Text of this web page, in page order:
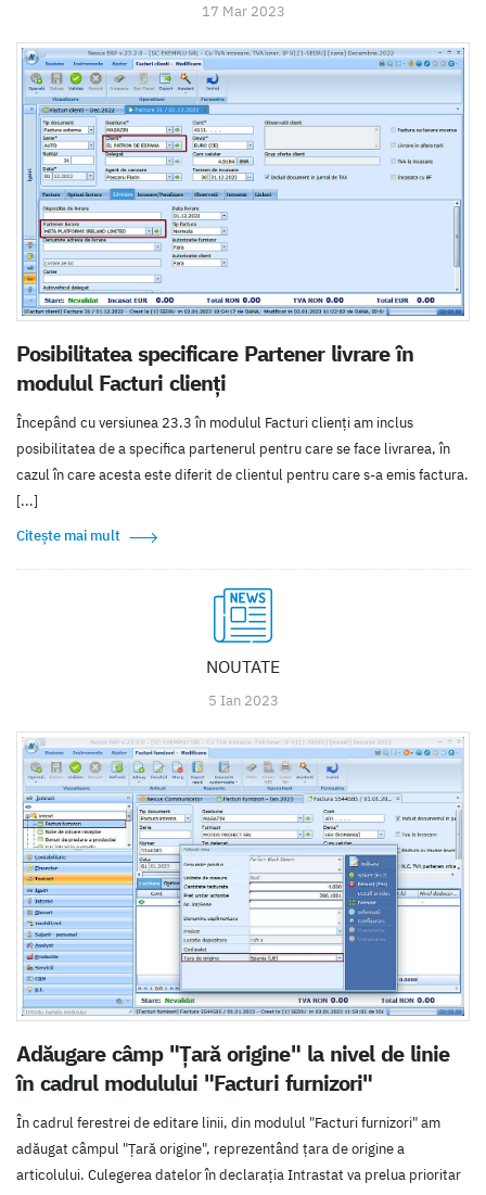
17 Mar 2023
Posibilitatea specificare Partener livrare în
modulul Facturi clienți
Începând cu versiunea 23.3 în modulul Facturi clienți am inclus
posibilitatea de a specifica partenerul pentru care se face livrarea, în
cazul în care acesta este diferit de clientul pentru care s-a emis factura.
[...]
Citește mai mult
NOUTATE
5 Ian 2023
Adăugare câmp "Țară origine" la nivel de linie
în cadrul modulului "Facturi furnizori"
În cadrul ferestrei de editare linii, din modulul "Facturi furnizori" am
adăugat câmpul "Țară origine", reprezentând țara de origine a
articolului. Culegerea datelor în declarația Intrastat va prelua prioritar